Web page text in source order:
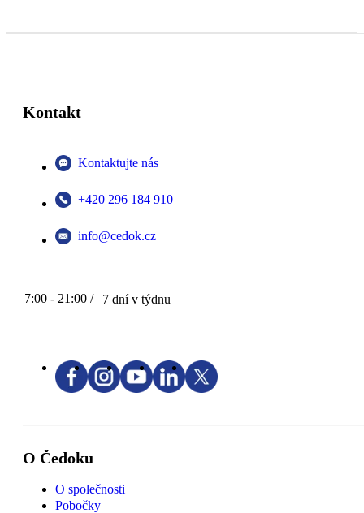
Kontakt
Kontaktujte nás
+420 296 184 910
info@cedok.cz
7:00 - 21:00 / 7 dní v týdnu
O Čedoku
O společnosti
Pobočky